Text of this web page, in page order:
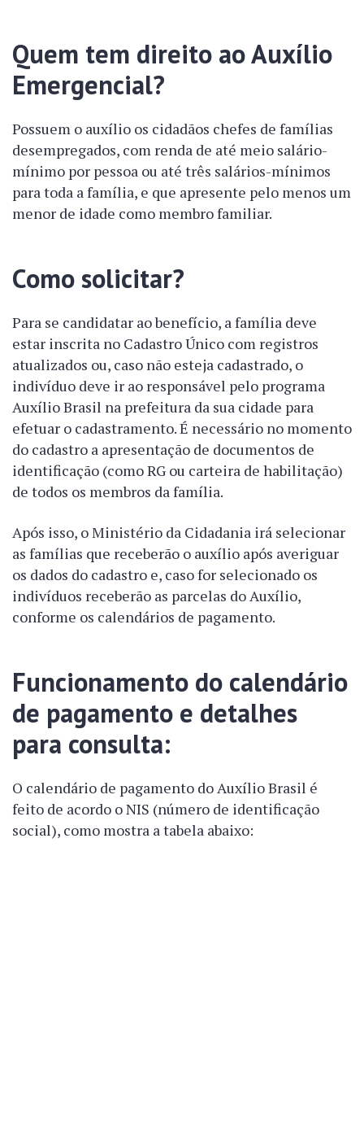
Quem tem direito ao Auxílio
Emergencial?
Possuem o auxílio os cidadãos chefes de famílias
desempregados, com renda de até meio salário-
mínimo por pessoa ou até três salários-mínimos
para toda a família, e que apresente pelo menos um
menor de idade como membro familiar.
Como solicitar?
Para se candidatar ao benefício, a família deve
estar inscrita no Cadastro Único com registros
atualizados ou, caso não esteja cadastrado, o
indivíduo deve ir ao responsável pelo programa
Auxílio Brasil na prefeitura da sua cidade para
efetuar o cadastramento. É necessário no momento
do cadastro a apresentação de documentos de
identificação (como RG ou carteira de habilitação)
de todos os membros da família.
Após isso, o Ministério da Cidadania irá selecionar
as famílias que receberão o auxílio após averiguar
os dados do cadastro e, caso for selecionado os
indivíduos receberão as parcelas do Auxílio,
conforme os calendários de pagamento.
Funcionamento do calendário
de pagamento e detalhes
para consulta:
O calendário de pagamento do Auxílio Brasil é
feito de acordo o NIS (número de identificação
social), como mostra a tabela abaixo: